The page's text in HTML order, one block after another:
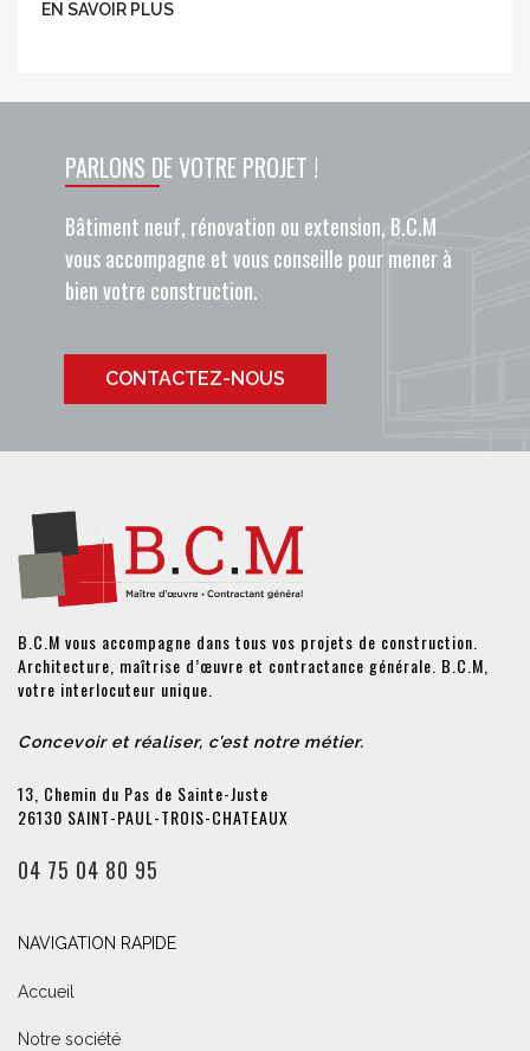
EN SAVOIR PLUS
PARLONS DE VOTRE PROJET !
Bâtiment neuf, rénovation ou extension, B.C.M
vous accompagne et vous conseille pour mener à
bien votre construction.
CONTACTEZ-NOUS
B.C.M vous accompagne dans tous vos projets de construction.
Architecture, maîtrise d’œuvre et contractance générale. B.C.M,
votre interlocuteur unique.
Concevoir et réaliser, c’est notre métier.
13, Chemin du Pas de Sainte-Juste
26130 SAINT-PAUL-TROIS-CHATEAUX
04 75 04 80 95
NAVIGATION RAPIDE
Accueil
Notre société